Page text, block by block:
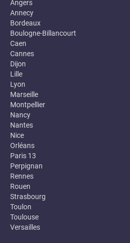
Angers
Annecy
Bordeaux
Boulogne-Billancourt
Caen
Cannes
Dijon
Lille
Lyon
Marseille
Montpellier
Nancy
Nantes
Nice
Orléans
Paris 13
Perpignan
Rennes
Rouen
Strasbourg
Toulon
Toulouse
Versailles